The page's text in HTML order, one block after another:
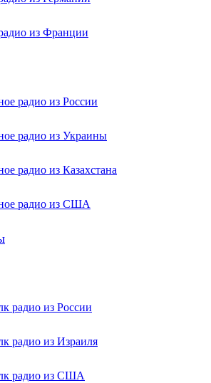
из Франции
радио из России
радио из Украины
радио из Казахстана
радио из США
радио из России
радио из Израиля
радио из США